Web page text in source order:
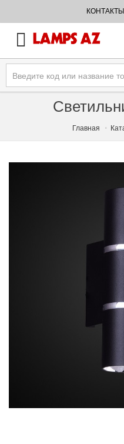
КОНТАКТЫ
Главная